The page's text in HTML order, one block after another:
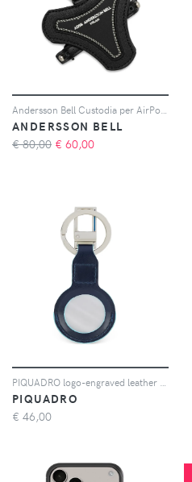
ANDERSSON BELL
€ 80,00 € 60,00
PIQUADRO
€ 46,00